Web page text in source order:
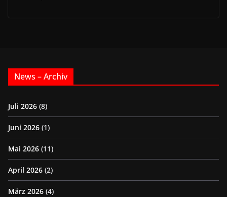
News – Archiv
Juli 2026 (8)
Juni 2026 (1)
Mai 2026 (11)
April 2026 (2)
März 2026 (4)